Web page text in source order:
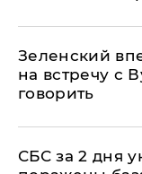
Зеленский
на встречу с
говорить
СБС за 2 дня